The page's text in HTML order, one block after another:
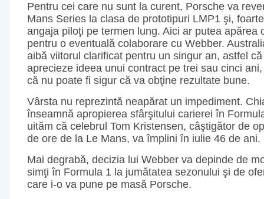
Pentru cei care nu sunt la curent, Porsche va
Mans Series la clasa de prototipuri LMP1 şi,
angaja piloţi pe termen lung. Aici ar putea apărea
pentru o eventuală colaborare cu Webber.
aibă viitorul clarificat pentru un singur an, astfel
aprecieze ideea unui contract pe trei sau cinci
că nu poate fi sigur că va obţine rezultate bune.
Vârsta nu reprezintă neapărat un impediment.
înseamnă apropierea sfârşitului carierei în
uităm că celebrul Tom Kristensen, câştigător de
de ore de la Le Mans, va împlini în iulie 46 de ani.
Mai degrabă, decizia lui Webber va depinde de
simţi în Formula 1 la jumătatea sezonului şi de
care i-o va pune pe masă Porsche.